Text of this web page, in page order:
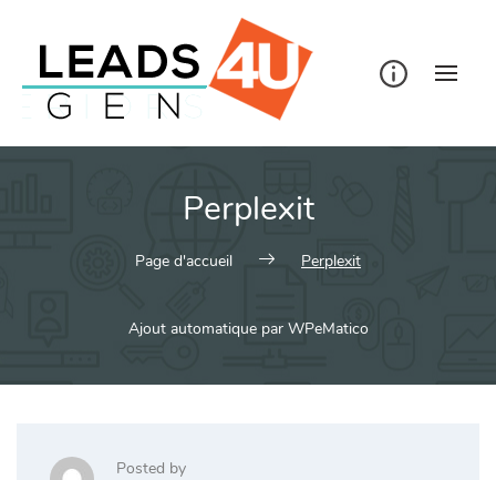
Perplexit
Page d'accueil Perplexit
Ajout automatique par WPeMatico
Posted by